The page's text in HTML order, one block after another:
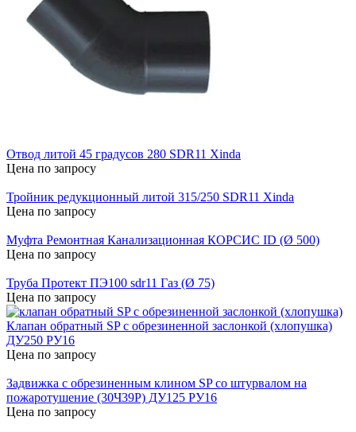
Отвод литой 45 градусов 280 SDR11 Xinda
Цена по запросу
Тройник редукционный литой 315/250 SDR11 Xinda
Цена по запросу
Муфта Ремонтная Канализационная КОРСИС ID (Ø 500)
Цена по запросу
Труба Протект ПЭ100 sdr11 Газ (Ø 75)
Цена по запросу
Клапан обратный SP с обрезиненной заслонкой (хлопушка)
ДУ250 РУ16
Цена по запросу
Задвижка с обрезиненным клином SP со штурвалом на
пожаротушение (30Ч39Р) ДУ125 РУ16
Цена по запросу